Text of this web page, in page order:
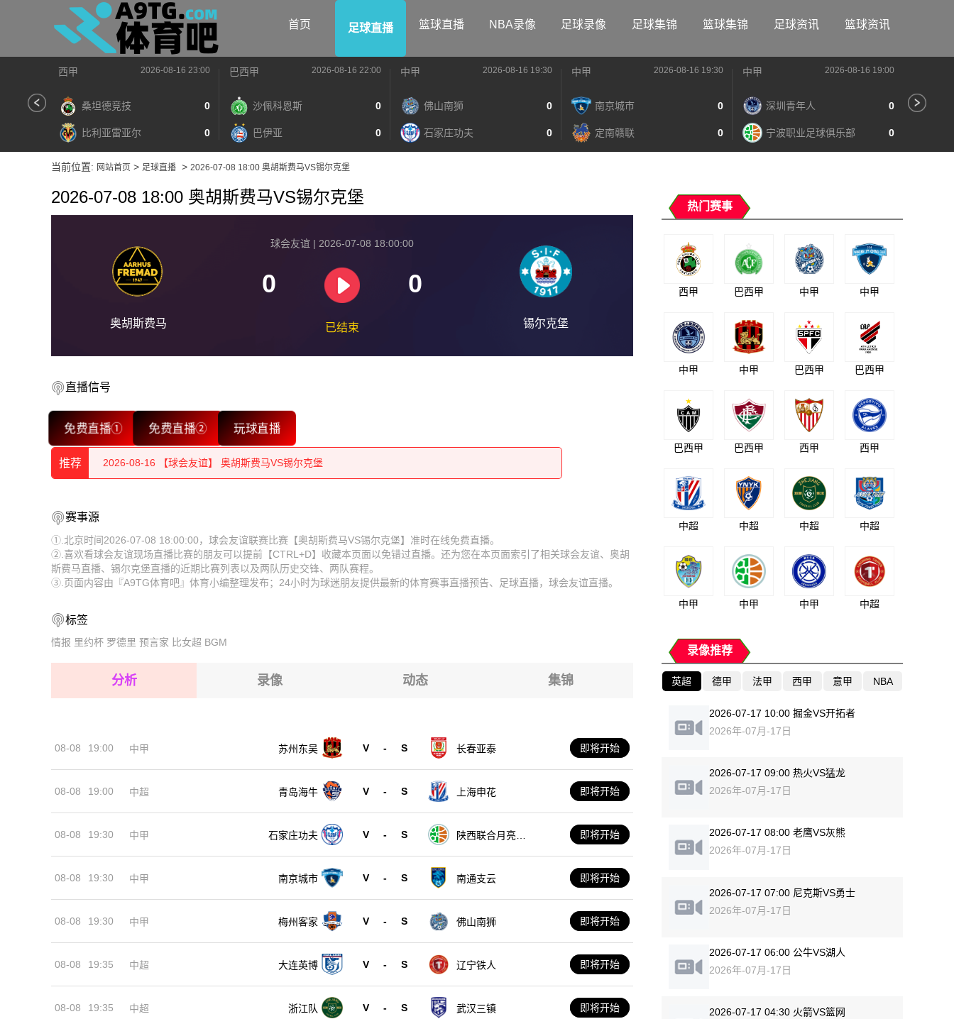
首页 足球直播 篮球直播 NBA录像 足球录像 足球集锦 篮球集锦 足球资讯 篮球资讯
西甲 2026-08-16 23:00
桑坦德竞技 0
比利亚雷亚尔 0
巴西甲 2026-08-16 22:00
沙佩科恩斯 0
巴伊亚 0
中甲 2026-08-16 19:30
佛山南狮 0
石家庄功夫 0
中甲 2026-08-16 19:30
南京城市 0
定南赣联 0
中甲 2026-08-16 19:00
深圳青年人 0
宁波职业足球俱乐部 0
当前位置: 网站首页 > 足球直播 > 2026-07-08 18:00 奥胡斯费马VS锡尔克堡
2026-07-08 18:00 奥胡斯费马VS锡尔克堡
奥胡斯费马
球会友谊 | 2026-07-08 18:00:00
0 0
已结束 锡尔克堡
直播信号
免费直播① 免费直播② 玩球直播
推荐
2026-08-16 【球会友谊】 奥胡斯费马VS锡尔克堡
2026-08-16 【球会友谊】 奥胡斯费马VS锡尔克堡
2026-08-16 【球会友谊】 奥胡斯费马VS锡尔克堡
2026-08-16 【球会友谊】 奥胡斯费马VS锡尔克堡
2026-08-16 【球会友谊】 奥胡斯费马VS锡尔克堡
2026-08-16 【球会友谊】 奥胡斯费马VS锡尔克堡
2026-08-16 【球会友谊】 奥胡斯费马VS锡尔克堡
2026-08-16 【球会友谊】 奥胡斯费马VS锡尔克堡
2026-08-16 【球会友谊】 奥胡斯费马VS锡尔克堡
2026-08-16 【球会友谊】 奥胡斯费马VS锡尔克堡
赛事源
①.北京时间2026-07-08 18:00:00，球会友谊联赛比赛【奥胡斯费马VS锡尔克堡】准时在线免费直播。
②.喜欢看球会友谊现场直播比赛的朋友可以提前【CTRL+D】收藏本页面以免错过直播。还为您在本页面索引了相关球会友谊、奥胡
斯费马直播、锡尔克堡直播的近期比赛列表以及两队历史交锋、两队赛程。
③.页面内容由『A9TG体育吧』体育小编整理发布；24小时为球迷朋友提供最新的体育赛事直播预告、足球直播，球会友谊直播。
标签
情报 里约杯 罗德里 预言家 比女超 BGM
分析 录像 动态 集锦
08-08 19:00 中甲 苏州东吴 V - S 长春亚泰 即将开始
08-08 19:00 中超 青岛海牛 V - S 上海申花 即将开始
08-08 19:30 中甲 石家庄功夫 V - S
陕西联合月亮泊
即将开始
08-08 19:30 中甲 南京城市 V - S 南通支云 即将开始
08-08 19:30 中甲 梅州客家 V - S 佛山南狮 即将开始
08-08 19:35 中超 大连英博 V - S 辽宁铁人 即将开始
08-08 19:35 中超 浙江队 V - S 武汉三镇 即将开始
热门赛事
西甲 巴西甲 中甲 中甲
中甲 中甲 巴西甲 巴西甲
巴西甲 巴西甲 西甲 西甲
中超 中超 中超 中超
中甲 中甲 中甲 中超
录像推荐
英超 德甲 法甲 西甲 意甲 NBA
2026-07-17 10:00 掘金VS开拓者
2026年-07月-17日
2026-07-17 09:00 热火VS猛龙
2026年-07月-17日
2026-07-17 08:00 老鹰VS灰熊
2026年-07月-17日
2026-07-17 07:00 尼克斯VS勇士
2026年-07月-17日
2026-07-17 06:00 公牛VS湖人
2026年-07月-17日
2026-07-17 04:30 火箭VS篮网